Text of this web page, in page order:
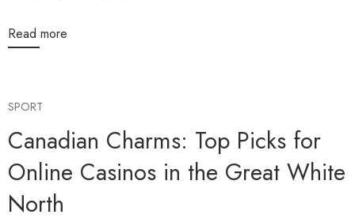
Read more
SPORT
Canadian Charms: Top Picks for
Online Casinos in the Great White
North